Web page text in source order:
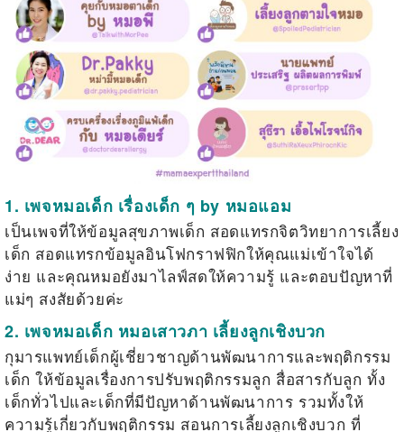
1. เพจหมอเด็ก เรื่องเด็ก ๆ by หมอแอม
เป็นเพจที่ให้ข้อมูลสุขภาพเด็ก สอดแทรกจิตวิทยาการเลี้ยง
เด็ก สอดแทรกข้อมูลอินโฟกราฟฟิกให้คุณแม่เข้าใจได้
ง่าย และคุณหมอยังมาไลฟ์สดให้ความรู้ และตอบปัญหาที่
แม่ๆ สงสัยด้วยค่ะ
2. เพจหมอเด็ก หมอเสาวภา เลี้ยงลูกเชิงบวก
กุมารแพทย์เด็กผู้เชี่ยวชาญด้านพัฒนาการและพฤติกรรม
เด็ก ให้ข้อมูลเรื่องการปรับพฤติกรรมลูก สื่อสารกับลูก ทั้ง
เด็กทั่วไปและเด็กที่มีปัญหาด้านพัฒนาการ รวมทั้งให้
ความรู้เกี่ยวกับพฤติกรรม สอนการเลี้ยงลูกเชิงบวก ที่